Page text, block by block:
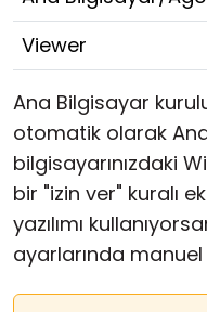
Viewer
Ana Bilgisayar
otomatik olarak
bilgisayarınızdaki
bir "izin ver" kuralı
yazılımı
ayarlarında